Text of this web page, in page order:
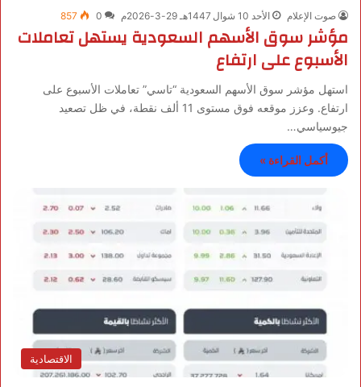
صوت الإعلام الأحد 10 شوال 1447هـ 29-3-2026م 0
857
مؤشر سوق الأسهم السعودية يستهل تعاملات
الأسبوع على ارتفاع
استهل مؤشر سوق الأسهم السعودية “تاسي” تعاملات الأسبوع على
ارتفاع. وعزز موقعه فوق مستوى 11 ألف نقطة، في ظل تصعيد
جيوسياسي…
أكمل القراءة »
الاقتصادية